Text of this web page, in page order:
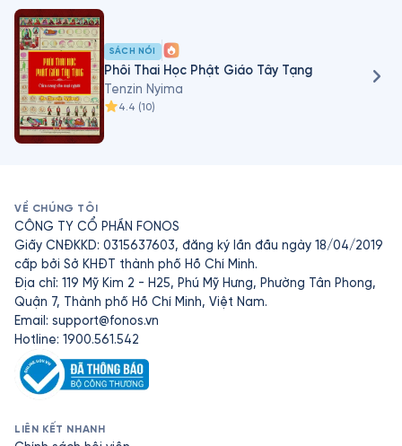
chức thuyết giảng về chủ đề sức khỏe.
SÁCH NÓI
Phôi Thai Học Phật Giáo Tây Tạng
Tenzin Nyima
4.4 (10)
VỀ CHÚNG TÔI
CÔNG TY CỔ PHẦN FONOS
Giấy CNĐKKD: 0315637603, đăng ký lần đầu ngày 18/04/2019
cấp bởi Sở KHĐT thành phố Hồ Chí Minh.
Địa chỉ: 119 Mỹ Kim 2 - H25, Phú Mỹ Hưng, Phường Tân Phong,
Quận 7, Thành phố Hồ Chí Minh, Việt Nam.
Email: support@fonos.vn
Hotline: 1900.561.542
LIÊN KẾT NHANH